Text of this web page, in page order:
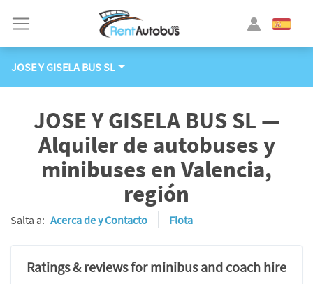
JOSE Y GISELA BUS SL
JOSE Y GISELA BUS SL —
Alquiler de autobuses y
minibuses en Valencia,
región
Salta a: Acerca de y Contacto Flota
Ratings & reviews for minibus and coach hire